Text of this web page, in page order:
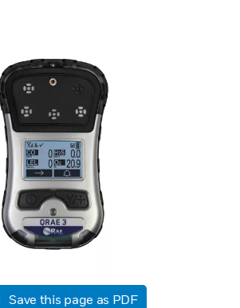
Save this page as PDF